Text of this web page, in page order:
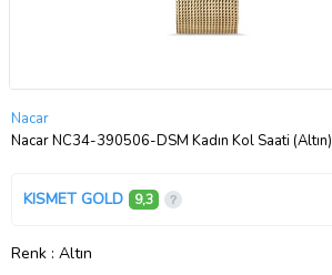
Nacar
Nacar NC34-390506-DSM Kadın Kol Saati (Altın)
KISMET GOLD 9,3
Renk : Altın